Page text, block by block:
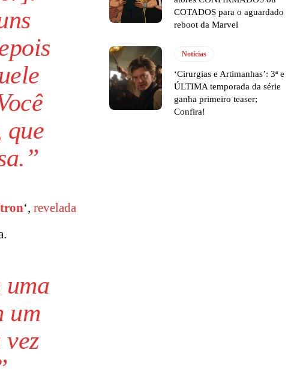
que
‘, revelada
uma
um
COTADOS para o aguardado
reboot da Marvel
Notícias
‘Cirurgias e Artimanhas’: 3ª e
ÚLTIMA temporada da série
ganha primeiro teaser;
Confira!